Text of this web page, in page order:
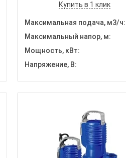
Купить в 1 клик
Максимальная подача, м3/ч:
Максимальный напор, м:
Мощность, кВт:
Напряжение, В: